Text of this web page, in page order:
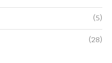
(5)
(28)